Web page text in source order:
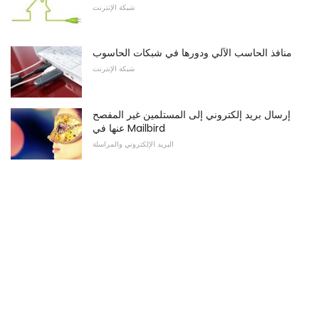
شبكة الإنترنت
منافذ الحاسب الآلي ودورها في شبكات الحاسوب
شبكة الإنترنت
إرسال بريد إلكتروني إلى المستلمين غير المفصح
عنها في Mailbird
البريد الإلكتروني والمراسلة